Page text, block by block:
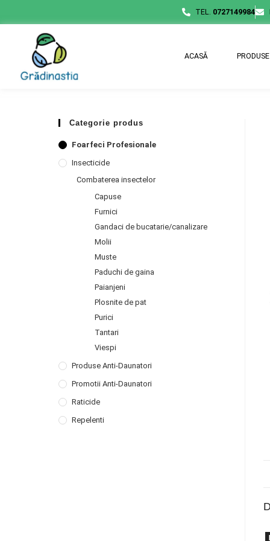
TEL. 0727149984
ACASĂ PRODUSE
Categorie produs
Foarfeci Profesionale
Insecticide
Combaterea insectelor
Capuse
Furnici
Gandaci de bucatarie/canalizare
Molii
Muste
Paduchi de gaina
Paianjeni
Plosnite de pat
Purici
Tantari
Viespi
Produse Anti-Daunatori
Promotii Anti-Daunatori
Raticide
Repelenti